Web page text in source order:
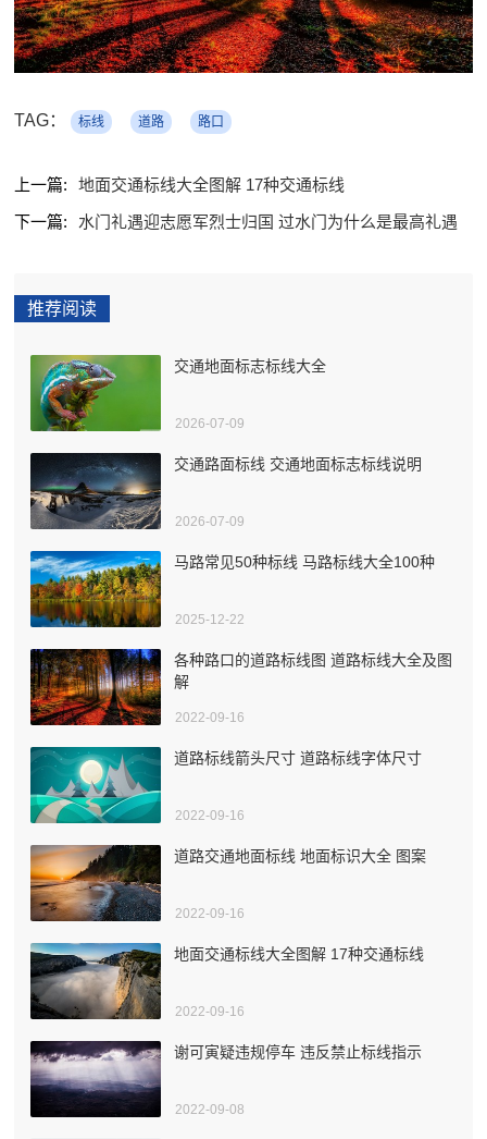
TAG： 标线 道路 路口
上一篇:
地面交通标线大全图解 17种交通标线
下一篇:
水门礼遇迎志愿军烈士归国 过水门为什么是最高礼遇
推荐阅读
交通地面标志标线大全
2026-07-09
交通路面标线 交通地面标志标线说明
2026-07-09
马路常见50种标线 马路标线大全100种
2025-12-22
各种路口的道路标线图 道路标线大全及图
解
2022-09-16
道路标线箭头尺寸 道路标线字体尺寸
2022-09-16
道路交通地面标线 地面标识大全 图案
2022-09-16
地面交通标线大全图解 17种交通标线
2022-09-16
谢可寅疑违规停车 违反禁止标线指示
2022-09-08